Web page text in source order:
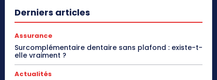
Derniers articles
Assurance
Surcomplémentaire dentaire sans plafond : existe-t-
elle vraiment ?
Actualités